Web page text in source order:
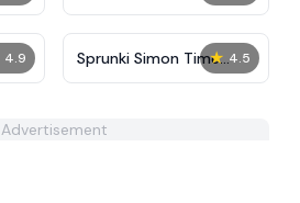
4.9 ★ 4.5
Sprunki Simon Time
PHASE 3
Advertisement